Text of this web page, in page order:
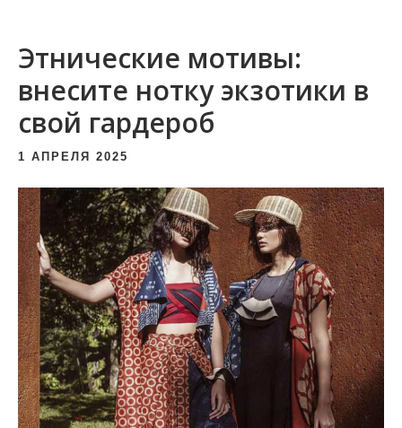
Этнические мотивы:
внесите нотку экзотики в
свой гардероб
1 АПРЕЛЯ 2025